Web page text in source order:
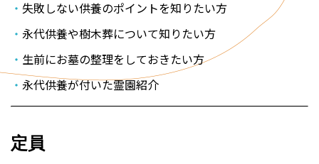
失敗しない供養のポイントを知りたい方
永代供養や樹木葬について知りたい方
生前にお墓の整理をしておきたい方
永代供養が付いた霊園紹介
定員